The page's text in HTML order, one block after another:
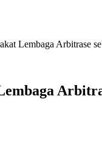
Lembaga Arbitrase